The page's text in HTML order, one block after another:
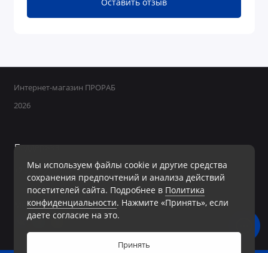
Мы используем файлы cookie и другие средства
сохранения предпочтений и анализа действий
посетителей сайта. Подробнее в Политика
конфиденциальности. Нажмите «Принять», если
даете согласие на это.
Принять
Интернет-магазин ПРОРАБ
2026
Поддержка
+7 950 800-40-09
Ежедневно с 8:00 до 19:00 Без перерывов и выходных
Мы в сети